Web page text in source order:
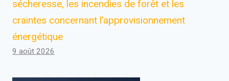
sécheresse, les incendies de forêt et les
craintes concernant l’approvisionnement
énergétique
9 août 2026